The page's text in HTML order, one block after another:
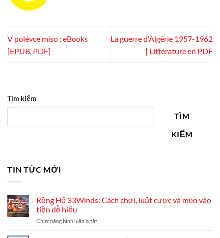
V polévce miso : eBooks
[EPUB, PDF]
La guerre d’Algérie 1957-1962
| Littérature en PDF
Tìm kiếm
TÌM
KIẾM
TIN TỨC MỚI
Rồng Hổ 33Winds: Cách chơi, luật cược và mẹo vào
tiền dễ hiểu
Chức năng bình luận bị tắtở